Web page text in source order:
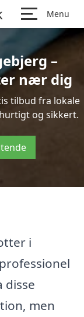
Menu
–
nær dig
tilbud fra lokale
og sikkert.
i
men